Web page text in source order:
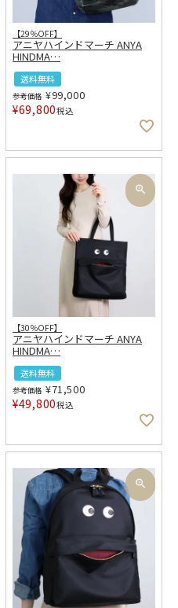
【29％OFF】
アニヤハインドマーチ ANYA
HINDMA…
送料無料
参考価格 ¥99,000
¥69,800税込
【30％OFF】
アニヤハインドマーチ ANYA
HINDMA…
送料無料
参考価格 ¥71,500
¥49,800税込